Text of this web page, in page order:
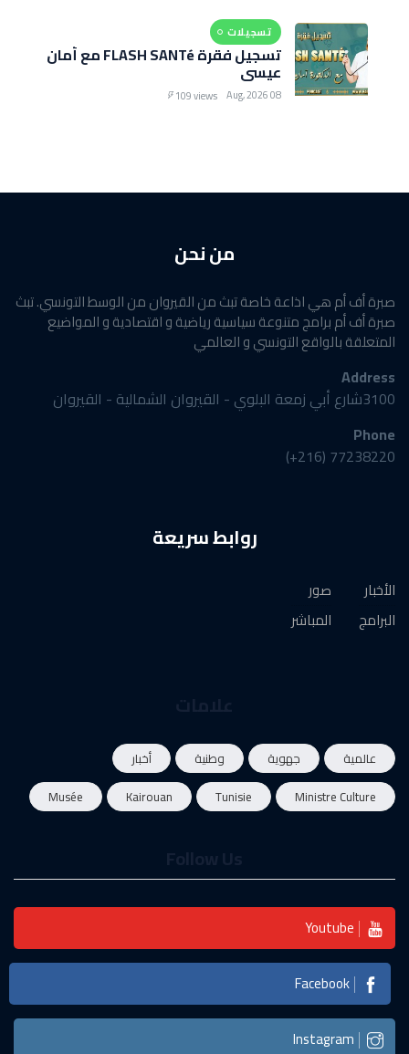
تسجيلات
تسجيل فقرة FLASH SANTé مع أمان
عيسى
08 Aug, 2026
109 views
من نحن
صبرة أف أم هي اذاعة خاصة تبث من القيروان من الوسط التونسي. تبث
صبرة أف أم برامج متنوعة سياسية رياضية و اقتصادية و المواضيع
المتعلقة بالواقع التونسي و العالمي
Address
3100شارع أبي زمعة البلوي - القيروان الشمالية - القيروان
Phone
77238220 (216+)
روابط سريعة
الأخبار
البرامج
صور
المباشر
عالمية جهوية وطنية
أخبار
Ministre Culture
Tunisie
Kairouan
Musée
Youtube
Facebook
Instagram